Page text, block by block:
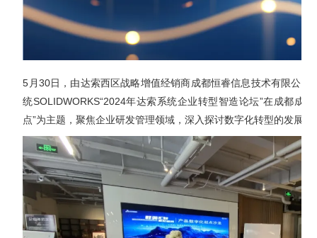
生命科学行业数字化解决方案
学习SOLIDWORKS需要多长时间?
SOLIDWORKS仿真这块有必要学习吗？
行业资讯
联系研究销售部门
商务合作
5月30日，由达索西区战略增值经销商成都恒睿信息技术有限公司
统SOLIDWORKS“2024年达索系统企业转型智造论坛”在成都成
点”为主题，聚焦企业研发管理领域，深入探讨数字化转型的发展趋